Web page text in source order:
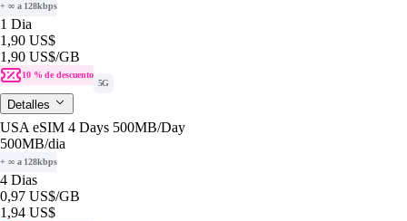
+ ∞ a 128kbps
1 Dia
1,90 US$
1,90 US$/GB
10 % de descuento
5G
Detalles
USA eSIM 4 Days 500MB/Day
500MB/dia
+ ∞ a 128kbps
4 Dias
0,97 US$/GB
1,94 US$